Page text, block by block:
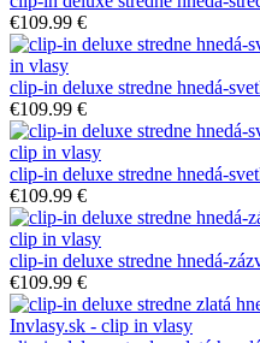
€109.99 €
clip-in deluxe stredne hnedá-
€109.99 €
clip-in deluxe stredne hnedá-
€109.99 €
clip-in deluxe stredne hnedá-
€109.99 €